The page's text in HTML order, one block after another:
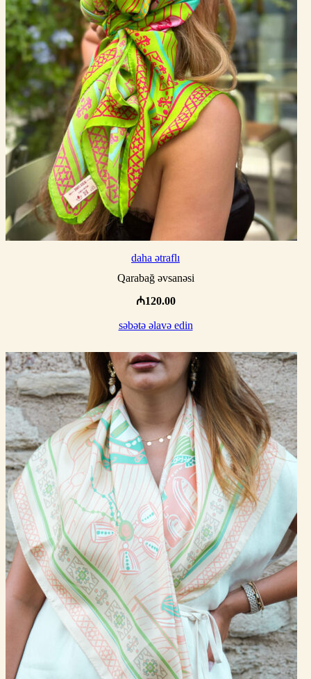
daha ətraflı
Qarabağ əvsanəsi
₼120.00
səbətə əlavə edin